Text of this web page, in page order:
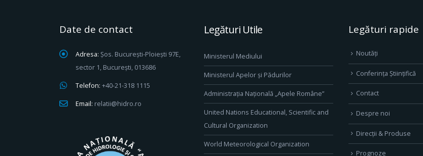
Date de contact
Adresa: Șos. București-Ploiești 97E,
sector 1, București, 013686
Telefon: +40-21-318 1115
Email: relatii@hidro.ro
Legături Utile
Ministerul Mediului
Ministerul Apelor și Pădurilor
Administrația Națională „Apele Române”
United Nations Educational, Scientific and
Cultural Organization
World Meteorological Organization
Legături rapide
Noutăți
Conferința Științifică
Contact
Despre noi
Direcţii & Produse
Prognoze